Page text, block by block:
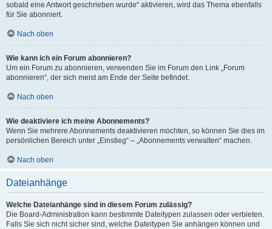
sobald eine Antwort geschrieben wurde“ aktivieren, wird das Thema ebenfalls
für Sie abonniert.
Nach oben
Wie kann ich ein Forum abonnieren?
Um ein Forum zu abonnieren, verwenden Sie im Forum den Link „Forum
abonnieren“, der sich meist am Ende der Seite befindet.
Nach oben
Wie deaktiviere ich meine Abonnements?
Wenn Sie mehrere Abonnements deaktivieren möchten, so können Sie dies im
persönlichen Bereich unter „Einstieg“ – „Abonnements verwalten“ machen.
Nach oben
Dateianhänge
Welche Dateianhänge sind in diesem Forum zulässig?
Die Board-Administration kann bestimmte Dateitypen zulassen oder verbieten.
Falls Sie sich nicht sicher sind, welche Dateitypen Sie anhängen können und